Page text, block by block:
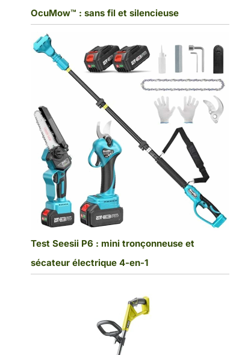
OcuMow™ : sans fil et silencieuse
Test Seesii P6 : mini tronçonneuse et
sécateur électrique 4-en-1